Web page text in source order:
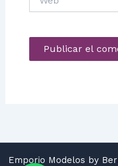
Emporio Modelos by